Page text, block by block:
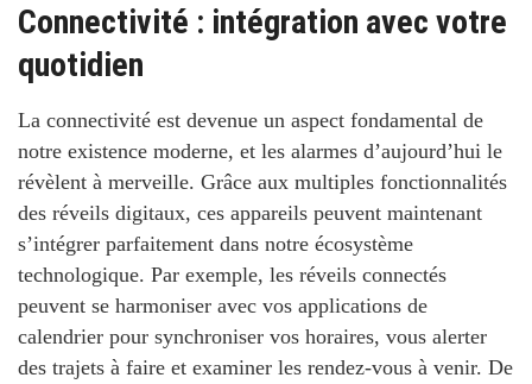
Connectivité : intégration avec votre
quotidien
La connectivité est devenue un aspect fondamental de
notre existence moderne, et les alarmes d’aujourd’hui le
révèlent à merveille. Grâce aux multiples fonctionnalités
des réveils digitaux, ces appareils peuvent maintenant
s’intégrer parfaitement dans notre écosystème
technologique. Par exemple, les réveils connectés
peuvent se harmoniser avec vos applications de
calendrier pour synchroniser vos horaires, vous alerter
des trajets à faire et examiner les rendez-vous à venir. De